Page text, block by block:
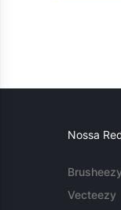
Nossa
Brusheezy
Vecteezy